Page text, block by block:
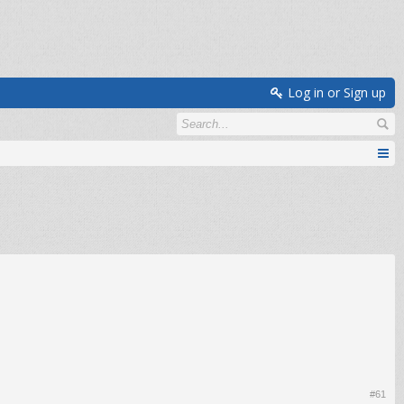
Log in or Sign up
#61